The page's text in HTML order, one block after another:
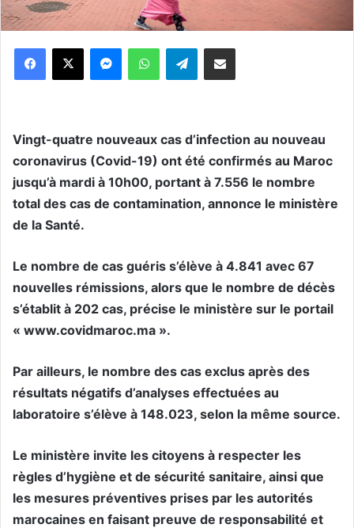
WhatsApp Telegram
Vingt-quatre nouveaux cas d’infection au nouveau
coronavirus (Covid-19) ont été confirmés au Maroc
jusqu’à mardi à 10h00, portant à 7.556 le nombre
total des cas de contamination, annonce le ministère
de la Santé.
Le nombre de cas guéris s’élève à 4.841 avec 67
nouvelles rémissions, alors que le nombre de décès
s’établit à 202 cas, précise le ministère sur le portail
« www.covidmaroc.ma ».
Par ailleurs, le nombre des cas exclus après des
résultats négatifs d’analyses effectuées au
laboratoire s’élève à 148.023, selon la même source.
Le ministère invite les citoyens à respecter les
règles d’hygiène et de sécurité sanitaire, ainsi que
les mesures préventives prises par les autorités
marocaines en faisant preuve de responsabilité et